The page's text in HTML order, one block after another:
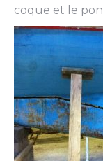
coque et le